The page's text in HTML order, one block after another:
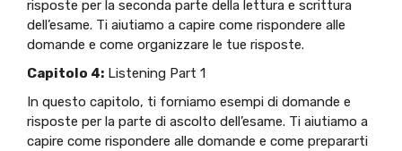
risposte per la seconda parte della lettura e scrittura
dell’esame. Ti aiutiamo a capire come rispondere alle
domande e come organizzare le tue risposte.
Capitolo 4: Listening Part 1
In questo capitolo, ti forniamo esempi di domande e
risposte per la parte di ascolto dell’esame. Ti aiutiamo a
capire come rispondere alle domande e come prepararti